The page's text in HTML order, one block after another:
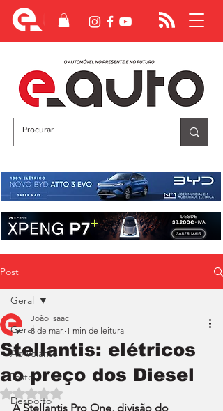
Post
Geral
Ao Volante
Teste
Desporto
Geral
Stellantis: elétricos
ao preço dos Diesel
João Isaac
8 de mar. 1 min de leitura
Avaliado com NaN de 5 estrelas.
A Stellantis Pro One, divisão do